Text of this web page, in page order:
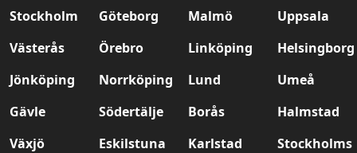
Stockholm Göteborg Malmö
Uppsala
Västerås
Örebro Linköping
Helsingborg
Jönköping
Norrköping Lund
Umeå
Gävle
Södertälje Borås
Halmstad
Växjö
Eskilstuna Karlstad
Stockholms